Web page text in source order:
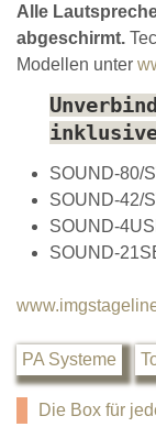
Alle
abgeschirmt.
Modellen unter
inklusive
SOUND-80/
SOUND-42/
SOUND-
SOUND-
PA Systeme
Die Box für